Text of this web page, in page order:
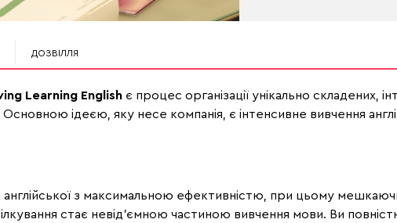
ДОЗВІЛЛЯ
Learning English є процес організації унікально складених,
ідеєю, яку несе компанія, є інтенсивне вивчення
з максимальною ефективністю, при цьому мешкаючи
стає невід'ємною частиною вивчення мови. Ви